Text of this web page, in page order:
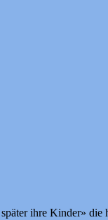
ihre Kinder»